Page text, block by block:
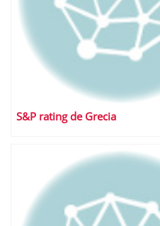
S&P rating de Grecia